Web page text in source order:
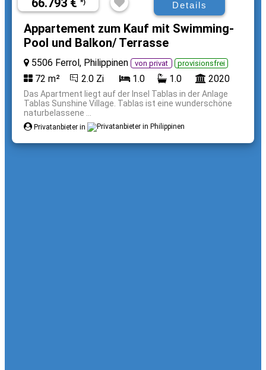
66.793 € *) Details
Appartement zum Kauf mit Swimming-
Pool und Balkon/ Terrasse
5506 Ferrol, Philippinen von privat provisionsfrei
72 m² 2.0 Zi 1.0 1.0 2020
Das Apartment liegt auf der Insel Tablas in der Anlage
Tablas Sunshine Village. Tablas ist eine wunderschöne
naturbelassene ...
Privatanbieter in